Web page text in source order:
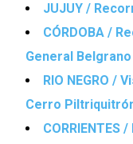
JUJUY /
CÓRDOBA /
General
RIO NEGRO /
Cerro
CORRIENTES